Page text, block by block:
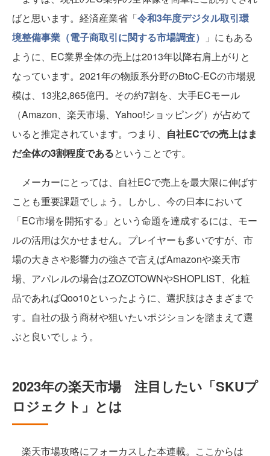
ばと思います。経済産業省「令和3年度デジタル取引環
境整備事業（電子商取引に関する市場調査）
」にもある
ように、EC業界全体の売上は2013年以降右肩上がりと
なっています。2021年の物販系分野のBtoC-ECの市場規
模は、13兆2,865億円。その約7割を、大手ECモール
（Amazon、楽天市場、Yahoo!ショッピング）が占めて
いると推定されています。つまり、 自社ECでの売上はま
だ全体の3割程度であるということです。
メーカーにとっては、自社ECで売上を最大限に伸ばす
ことも重要課題でしょう。しかし、今の日本において
「EC市場を開拓する」という命題を達成するには、モー
ルの活用は欠かせません。プレイヤーも多いですが、市
場の大きさや影響力の強さで言えばAmazonや楽天市
場、アパレルの場合はZOZOTOWNやSHOPLIST、化粧
品であればQoo10といったように、選択肢はさまざまで
す。自社の扱う商材や狙いたいポジションを踏まえて選
ぶと良いでしょう。
2023年の楽天市場 注目したい「SKUプ
ロジェクト」とは
楽天市場攻略にフォーカスした本連載。ここからは